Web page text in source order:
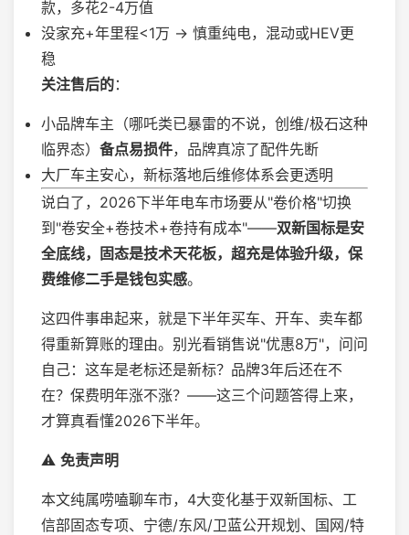
款，多花2-4万值
没家充+年里程<1万 → 慎重纯电，混动或HEV更
稳
关注售后的：
小品牌车主（哪吒类已暴雷的不说，创维/极石这种
临界态） 备点易损件，品牌真凉了配件先断
大厂车主安心，新标落地后维修体系会更透明
说白了，2026下半年电车市场要从"卷价格"切换
到"卷安全+卷技术+卷持有成本"——双新国标是安
全底线，固态是技术天花板，超充是体验升级，保
费维修二手是钱包实感。
这四件事串起来，就是下半年买车、开车、卖车都
得重新算账的理由。别光看销售说"优惠8万"，问问
自己：这车是老标还是新标？品牌3年后还在不
在？保费明年涨不涨？——这三个问题答得上来，
才算真看懂2026下半年。
⚠️ 免责声明
本文纯属唠嗑聊车市，4大变化基于双新国标、工
信部固态专项、宁德/东风/卫蓝公开规划、国网/特